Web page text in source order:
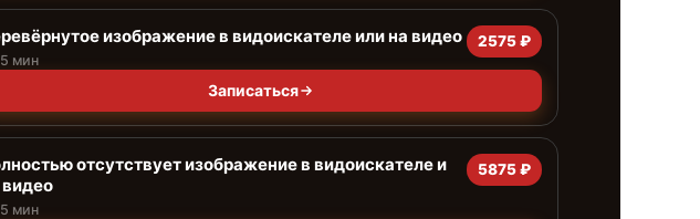
изображение в видоискателе или на видео
мин
2575 ₽
Записаться
отсутствует изображение в видоискателе и
мин
5875 ₽